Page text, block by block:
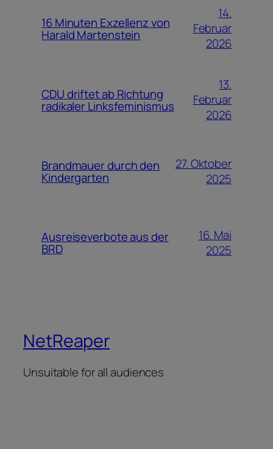
16 Minuten Exzellenz von
Harald Martenstein
14.
Februar
2026
CDU driftet ab Richtung
radikaler Linksfeminismus
13.
Februar
2026
Brandmauer durch den
Kindergarten
27. Oktober
2025
Ausreiseverbote aus der
BRD
16. Mai
2025
NetReaper
Unsuitable for all audiences